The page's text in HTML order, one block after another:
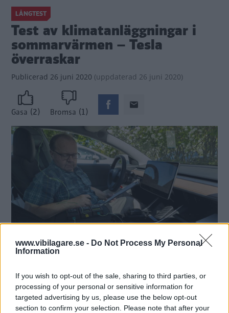
www.vibilagare.se - Do Not Process My Personal
Information
If you wish to opt-out of the sale, sharing to third parties, or
processing of your personal or sensitive information for
targeted advertising by us, please use the below opt-out
section to confirm your selection. Please note that after your
LÅNGTEST
Test av klimatanläggningar i
sommarvärmen – Tesla
överraskar
Publicerad 26 juni 2020 (uppdaterad 26 juni 2020)
Gasa (2) Bromsa (1)
Termometrarna apterades på bestämda platser i testbilarna. Mätningarna av
klimatanläggningarnas kylförmåga skedde var tredje minut.
Sommarsolen innebär att det snabbt kan bli
outhärdligt varmt i bilen. Vårt test av fem
klimatanläggningar visar stora skillnader i hur
effektiva och snabba de är.